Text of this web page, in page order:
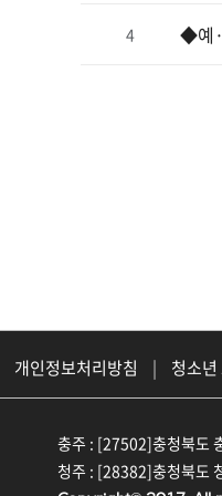
4 ◆예·
개인정보처리방침 |
청소
충주 : [27502]충청북도
청주 : [28382]충청북도